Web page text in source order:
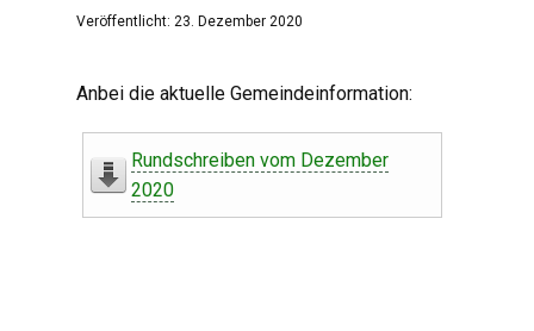
Veröffentlicht: 23. Dezember 2020
Anbei die aktuelle Gemeindeinformation:
Rundschreiben vom Dezember
2020